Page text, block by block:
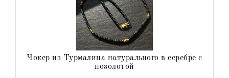
Чокер из Турмалина натурального в серебре с
позолотой